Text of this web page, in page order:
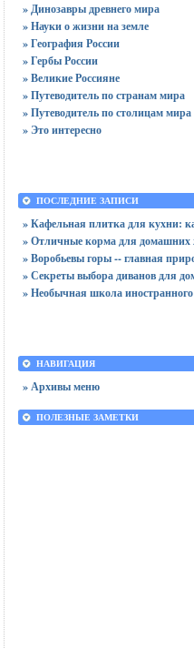
» Динозавры древнего мира
» Науки о жизни на земле
» География России
» Гербы России
» Великие Россияне
» Путеводитель по странам мира
» Путеводитель по столицам мира
» Это интересно
ПОСЛЕДНИЕ ЗАПИСИ
» Секреты выбора диванов для
» Необычная школа
НАВИГАЦИЯ
» Архивы меню
ПОЛЕЗНЫЕ ЗАМЕТКИ